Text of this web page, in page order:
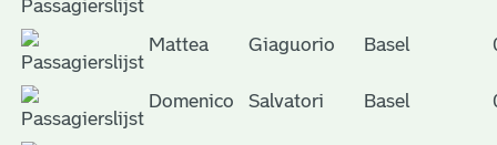
Mattea Giaguorio Basel
Domenico Salvatori Basel